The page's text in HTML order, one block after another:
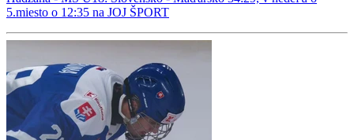
5.miesto o 12:35 na JOJ ŠPORT